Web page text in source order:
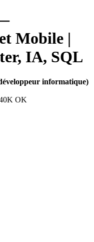
Mobile |
IA, SQL
informatique)
OK